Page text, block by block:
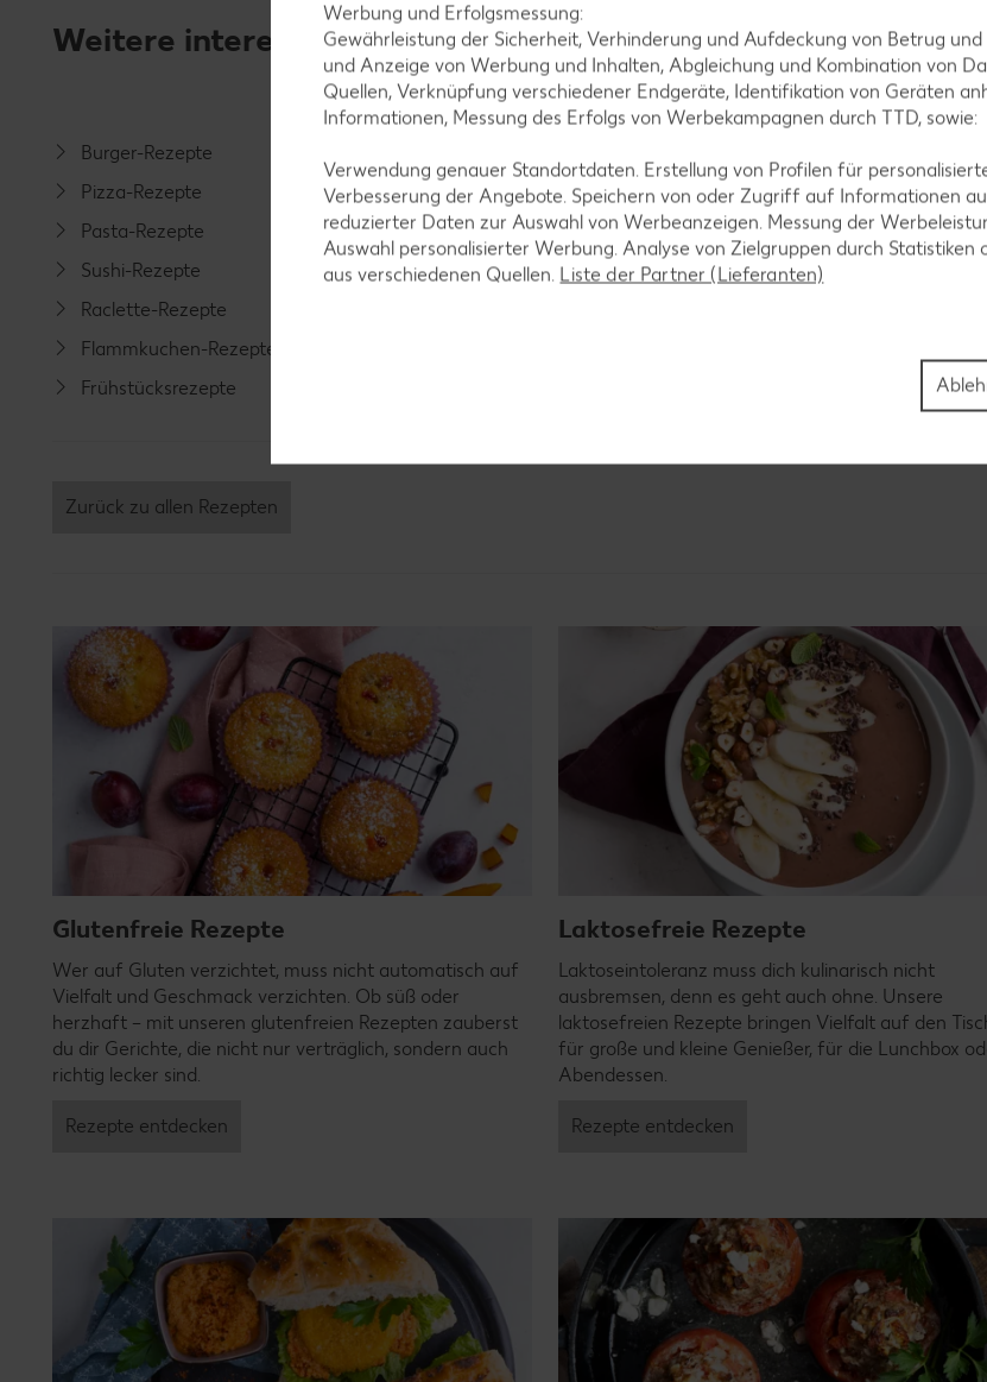
Weitere interessante Rezeptkategorien
Burger-Rezepte
Pizza-Rezepte
Pasta-Rezepte
Sushi-Rezepte
Raclette-Rezepte
Flammkuchen-Rezepte
Frühstücksrezepte
Spargel-Rezepte
Fleisch-Rezepte
Fisch-Rezepte
Apfelkuchen-
Schokokuchen-
Plätzchen-
Zurück zu allen Rezepten
Glutenfreie Rezepte
Wer auf Gluten verzichtet, muss nicht automatisch auf
Vielfalt und Geschmack verzichten. Ob süß oder
herzhaft – mit unseren glutenfreien Rezepten zauberst
du dir Gerichte, die nicht nur verträglich, sondern auch
richtig lecker sind.
Rezepte entdecken
Laktosefreie Rezepte
Laktoseintoleranz muss dich kulinarisch nicht
ausbremsen, denn es geht auch ohne. Unsere
laktosefreien Rezepte bringen Vielfalt auf den
für große und kleine Genießer, für die Lunchbox
Abendessen.
Rezepte entdecken
Werbung und Erfolgsmessung:
Gewährleistung der Sicherheit, Verhinderung und Aufdeckung von Betrug
und Anzeige von Werbung und Inhalten, Abgleichung und Kombination von
Quellen, Verknüpfung verschiedener Endgeräte, Identifikation von Geräten
Informationen, Messung des Erfolgs von Werbekampagnen durch TTD, sowie:
Verwendung genauer Standortdaten. Erstellung von Profilen für
Verbesserung der Angebote. Speichern von oder Zugriff auf Informationen
reduzierter Daten zur Auswahl von Werbeanzeigen. Messung der
Auswahl personalisierter Werbung. Analyse von Zielgruppen durch Statistiken
aus verschiedenen Quellen. Liste der Partner (Lieferanten)